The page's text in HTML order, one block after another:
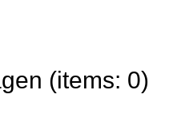
(items: 0)